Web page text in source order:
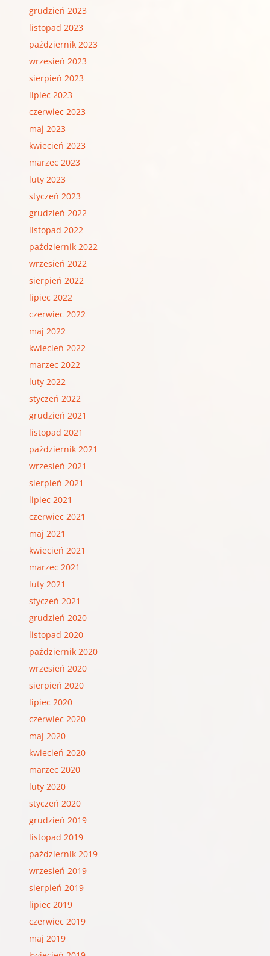
grudzień 2023
listopad 2023
październik 2023
wrzesień 2023
sierpień 2023
lipiec 2023
czerwiec 2023
maj 2023
kwiecień 2023
marzec 2023
luty 2023
styczeń 2023
grudzień 2022
listopad 2022
październik 2022
wrzesień 2022
sierpień 2022
lipiec 2022
czerwiec 2022
maj 2022
kwiecień 2022
marzec 2022
luty 2022
styczeń 2022
grudzień 2021
listopad 2021
październik 2021
wrzesień 2021
sierpień 2021
lipiec 2021
czerwiec 2021
maj 2021
kwiecień 2021
marzec 2021
luty 2021
styczeń 2021
grudzień 2020
listopad 2020
październik 2020
wrzesień 2020
sierpień 2020
lipiec 2020
czerwiec 2020
maj 2020
kwiecień 2020
marzec 2020
luty 2020
styczeń 2020
grudzień 2019
listopad 2019
październik 2019
wrzesień 2019
sierpień 2019
lipiec 2019
czerwiec 2019
maj 2019